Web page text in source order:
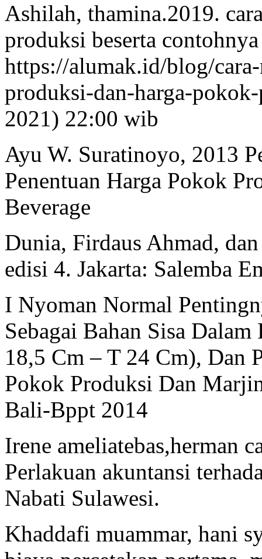
Ashilah, thamina.2019.
produksi beserta
https://alumak.id/blog/
produksi-dan-harga-
2021) 22:00 wib
Ayu W. Suratinoyo, 2013
Penentuan Harga Pokok
Beverage
Dunia, Firdaus Ahmad,
edisi 4. Jakarta: Salemba
I Nyoman Normal
Sebagai Bahan Sisa
18,5 Cm – T 24 Cm), Dan
Pokok Produksi Dan
Bali-Bppt 2014
Irene ameliatebas,herman
Perlakuan akuntansi
Nabati Sulawesi.
Khaddafi muammar, hani